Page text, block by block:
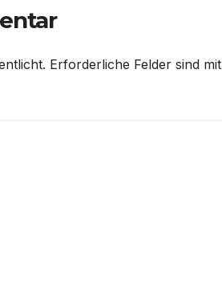
Erforderliche Felder sind mit